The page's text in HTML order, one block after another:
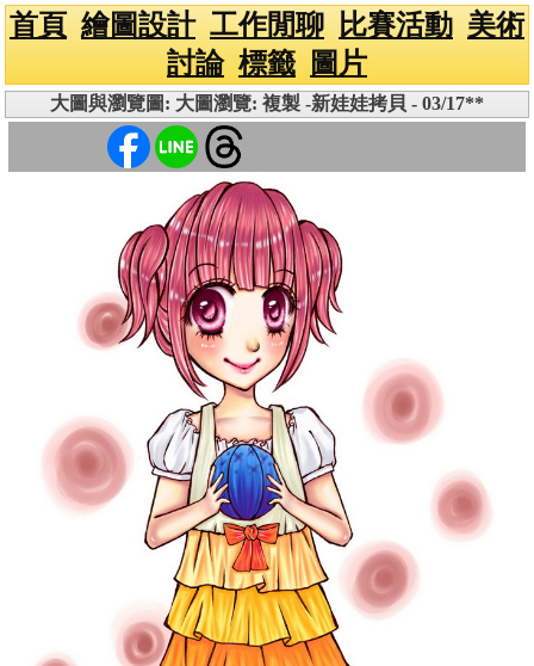
首頁 繪圖設計 工作閒聊 比賽活動 美術
討論 標籤 圖片
大圖與瀏覽圖: 大圖瀏覽: 複製 -新娃娃拷貝 - 03/17**